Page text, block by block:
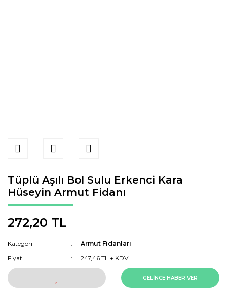
Tüplü Aşılı Bol Sulu Erkenci Kara
Hüseyin Armut Fidanı
272,20 TL
Kategori
Armut Fidanları
Fiyat
247,46 TL + KDV
GELİNCE HABER VER